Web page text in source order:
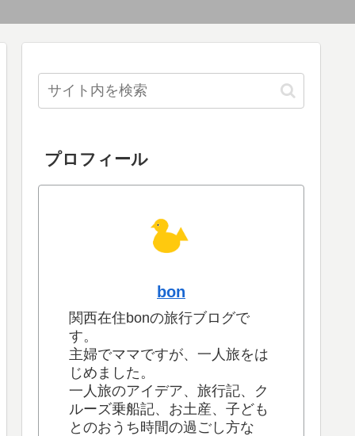
プロフィール
bon
関西在住bonの旅行ブログで
す。
主婦でママですが、一人旅をは
じめました。
一人旅のアイデア、旅行記、ク
ルーズ乗船記、お土産、子ども
とのおうち時間の過ごし方な